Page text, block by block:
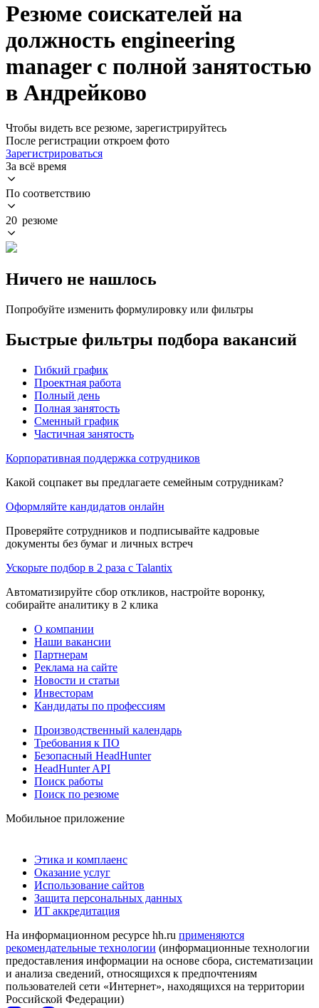
Резюме соискателей на
должность engineering
manager с полной занятостью
в Андрейково
Чтобы видеть все резюме, зарегистрируйтесь
После регистрации откроем фото
Зарегистрироваться
За всё время
По соответствию
20 резюме
Ничего не нашлось
Попробуйте изменить формулировку или фильтры
Быстрые фильтры подбора вакансий
Гибкий график
Проектная работа
Полный день
Полная занятость
Сменный график
Частичная занятость
Корпоративная поддержка сотрудников
Какой соцпакет вы предлагаете семейным сотрудникам?
Оформляйте кандидатов онлайн
Проверяйте сотрудников и подписывайте кадровые
документы без бумаг и личных встреч
Ускорьте подбор в 2 раза с Talantix
Автоматизируйте сбор откликов, настройте воронку,
собирайте аналитику в 2 клика
О компании
Наши вакансии
Партнерам
Реклама на сайте
Новости и статьи
Инвесторам
Кандидаты по профессиям
Производственный календарь
Требования к ПО
Безопасный HeadHunter
HeadHunter API
Поиск работы
Поиск по резюме
Мобильное приложение
Этика и комплаенс
Оказание услуг
Использование сайтов
Защита персональных данных
ИТ аккредитация
На информационном ресурсе hh.ru применяются
рекомендательные технологии (информационные технологии
предоставления информации на основе сбора, систематизации
и анализа сведений, относящихся к предпочтениям
пользователей сети «Интернет», находящихся на территории
Российской Федерации)